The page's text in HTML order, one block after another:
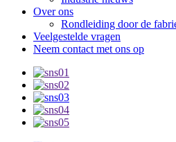
Over ons
Rondleiding door de
Veelgestelde vragen
Neem contact met ons op